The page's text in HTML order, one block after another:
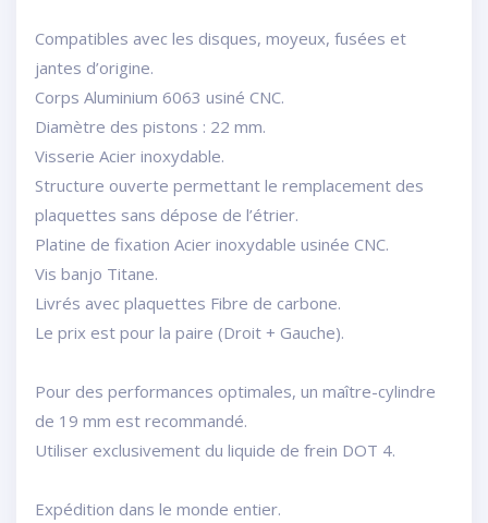
Compatibles avec les disques, moyeux, fusées et
jantes d’origine.
Corps Aluminium 6063 usiné CNC.
Diamètre des pistons : 22 mm.
Visserie Acier inoxydable.
Structure ouverte permettant le remplacement des
plaquettes sans dépose de l’étrier.
Platine de fixation Acier inoxydable usinée CNC.
Vis banjo Titane.
Livrés avec plaquettes Fibre de carbone.
Le prix est pour la paire (Droit + Gauche).
Pour des performances optimales, un maître-cylindre
de 19 mm est recommandé.
Utiliser exclusivement du liquide de frein DOT 4.
Expédition dans le monde entier.